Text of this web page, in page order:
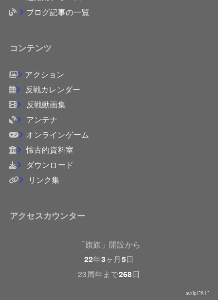
ブログ記事の一覧
コンテンツ
アクション
反戦カレンダー
反戦動画集
アンテナ
オンラインゲーム
懐古的資料室
ダウンロード
リンク集
アクセスカウンター
「旗旗」開設から
22年3ヶ月5日
23周年まで268日
script*KT*